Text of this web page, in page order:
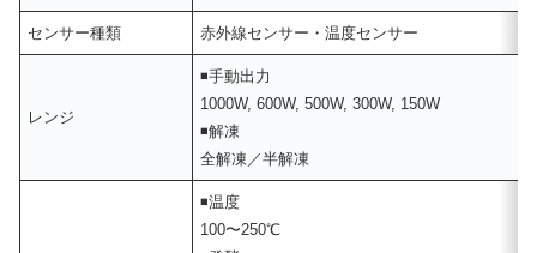
センサー種類 赤外線センサー・温度センサ
レンジ
◾️手動出力
1000W, 600W, 500W, 300W, 150W
◾️解凍
全解凍／半解凍
◾️温度
100〜250℃